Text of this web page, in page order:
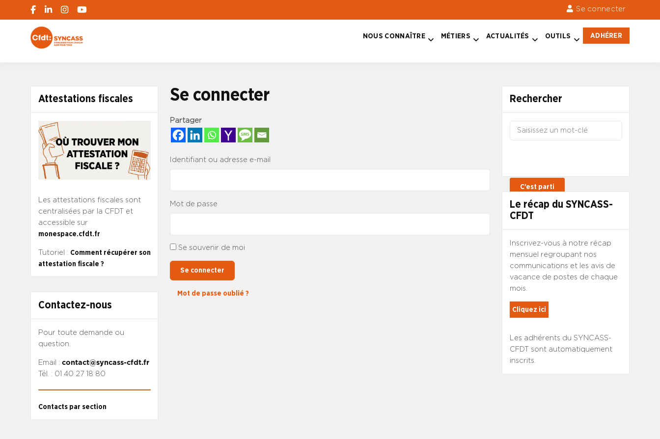
Se connecter
NOUS CONNAÎTRE MÉTIERS ACTUALITÉS OUTILS ADHÉRER
Attestations fiscales
Les attestations fiscales sont
centralisées par la CFDT et
accessible sur
monespace.cfdt.fr
Tutoriel : Comment récupérer son
attestation fiscale ?
Contactez-nous
Pour toute demande ou
question.
Email : contact@syncass-cfdt.fr
Tél. : 01 40 27 18 80
Contacts par section
Se connecter
Partager
Identifiant ou adresse e-mail
Mot de passe
Se souvenir de moi
Se connecter
Mot de passe oublié ?
Rechercher
Le récap du SYNCASS-
CFDT
Inscrivez-vous à notre récap
mensuel regroupant nos
communications et les avis de
vacance de postes de chaque
mois.
Cliquez ici
Les adhérents du SYNCASS-
CFDT sont automatiquement
inscrits.